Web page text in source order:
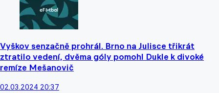
Vyškov senzačně prohrál. Brno na Julisce třikrát
ztratilo vedení, dvěma góly pomohl Dukle k divoké
remíze Mešanovič
02.03.2024 20:37